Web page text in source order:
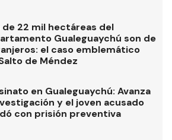
de 22 mil hectáreas del
Gualeguaychú son de
el caso emblemático
de Méndez
en Gualeguaychú: Avanza
y el joven acusado
con prisión preventiva